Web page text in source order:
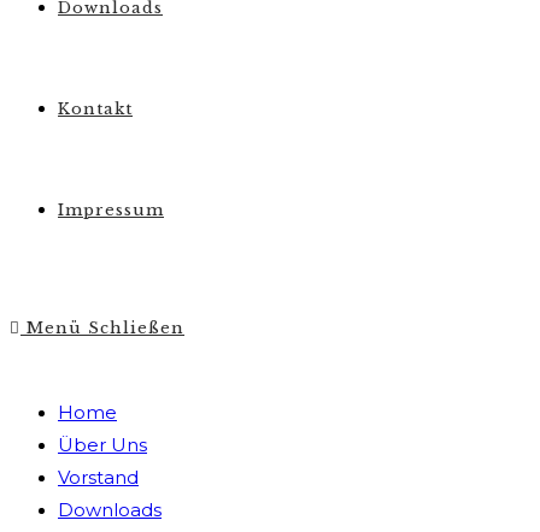
Downloads
Kontakt
Impressum
Menü Schließen
Home
Über Uns
Vorstand
Downloads